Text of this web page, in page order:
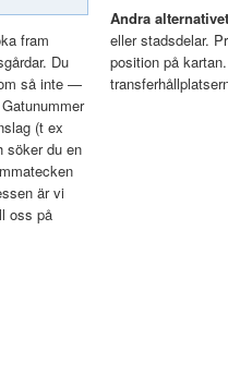
fram
Du
så inte —
(t ex
söker du en
är vi
oss på
Andra alternativet
eller stadsdelar.
position på